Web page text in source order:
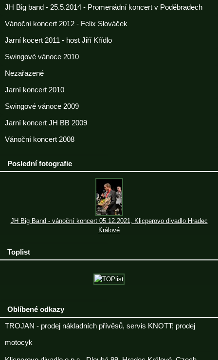
JH Big band - 25.5.2014 - Promenádní koncert v Poděbradech
Vánoční koncert 2012 - Felix Slováček
Jarní kocert 2011 - host Jiří Křídlo
Swingové vánoce 2010
Nezařazené
Jarní koncert 2010
Swingové vánoce 2009
Jarní koncert JH BB 2009
Vánoční koncert 2008
Poslední fotografie
JH Big Band - vánoční koncert 05.12.2021, Klicperovo divadlo Hradec
Králové
Toplist
Oblíbené odkazy
TROJAN - prodej nákladních přívěsů, servis KNOTT; prodej
motocyk